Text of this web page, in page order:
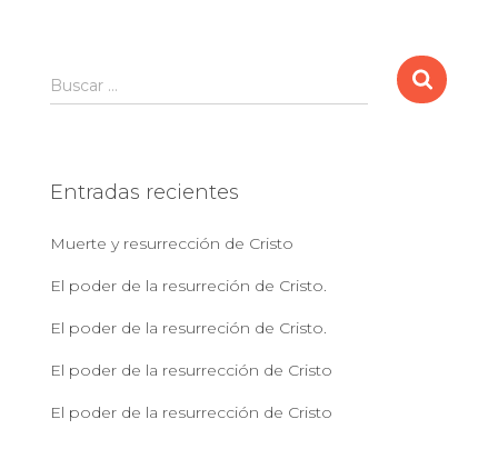
B
u
r
Buscar …
Entradas recientes
Muerte y resurrección de Cristo
El poder de la resurreción de Cristo.
El poder de la resurreción de Cristo.
El poder de la resurrección de Cristo
El poder de la resurrección de Cristo